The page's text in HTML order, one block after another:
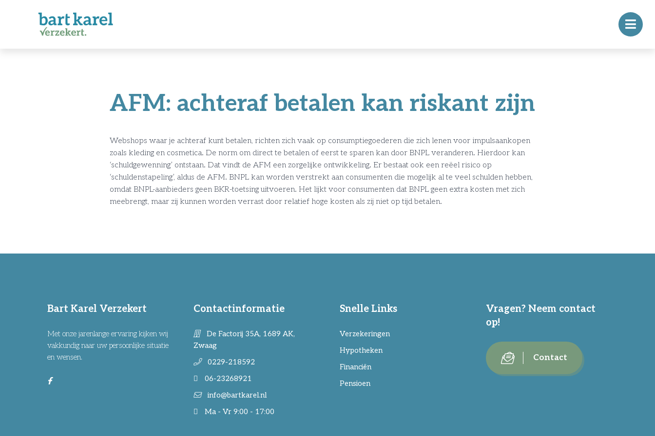
AFM: achteraf betalen kan riskant zijn
Webshops waar je achteraf kunt betalen, richten zich vaak op consumptiegoederen die zich lenen voor impulsaankopen
zoals kleding en cosmetica. De norm om direct te betalen of eerst te sparen kan door BNPL veranderen. Hierdoor kan
‘schuldgewenning’ ontstaan. Dat vindt de AFM een zorgelijke ontwikkeling. Er bestaat ook een reëel risico op
‘schuldenstapeling’, aldus de AFM. BNPL kan worden verstrekt aan consumenten die mogelijk al te veel schulden hebben,
omdat BNPL-aanbieders geen BKR-toetsing uitvoeren. Het lijkt voor consumenten dat BNPL geen extra kosten met zich
meebrengt, maar zij kunnen worden verrast door relatief hoge kosten als zij niet op tijd betalen.
Bart Karel Verzekert
Met onze jarenlange ervaring kijken wij
vakkundig naar uw persoonlijke situatie
en wensen.
Contactinformatie
De Factorij 35A, 1689 AK,
Zwaag
0229-218592
06-23268921
info@bartkarel.nl
Ma - Vr 9:00 - 17:00
Snelle Links
Verzekeringen
Hypotheken
Financiën
Pensioen
Vragen? Neem contact
op!
Contact